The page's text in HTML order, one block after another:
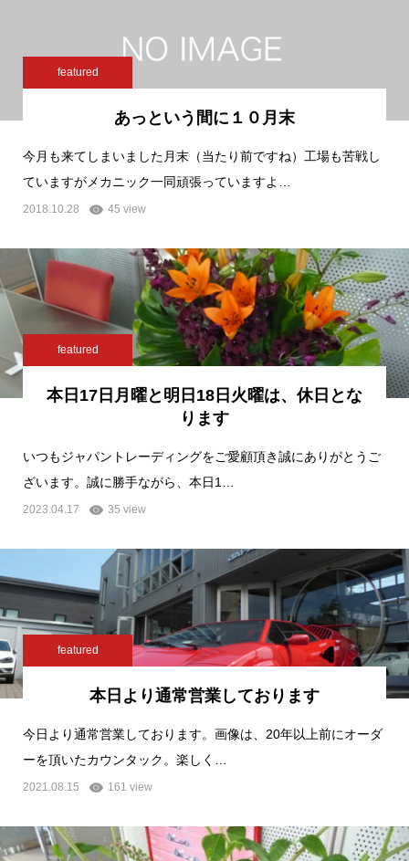
featured
あっという間に１０月末
今月も来てしまいました月末（当たり前ですね）工場も苦戦し
ていますがメカニック一同頑張っていますよ…
2018.10.28 45 view
featured
本日17日月曜と明日18日火曜は、休日とな
ります
いつもジャパントレーディングをご愛顧頂き誠にありがとうご
ざいます。誠に勝手ながら、本日1…
2023.04.17 35 view
featured
本日より通常営業しております
今日より通常営業しております。画像は、20年以上前にオーダ
ーを頂いたカウンタック。楽しく…
2021.08.15 161 view